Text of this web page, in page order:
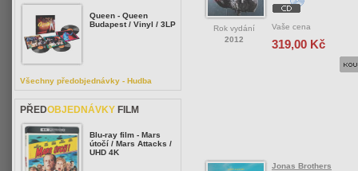
Rok vydání
2012
Vaše cena
319,00 Kč
Jonas Brothers
Queen - Queen
Budapest / Vinyl / 3LP
Všechny předobjednávky - Hudba
PŘEDOBJEDNÁVKY FILM
Blu-ray film - Mars
útočí / Mars Attacks /
UHD 4K